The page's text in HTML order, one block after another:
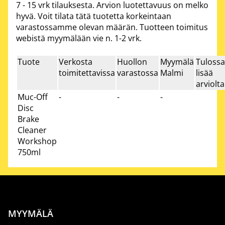
7 - 15 vrktilauksesta. Arvion luotettavuus on melko
hyvä. Voit tilata tätä tuotetta korkeintaan
varastossamme olevan määrän. Tuotteen toimitus
webistä myymälään vie n. 1-2 vrk.
Tuote
Verkosta
toimitettavissa
Huollon
varastossa
Myymälä
Malmi
Tulossa
lisää
arviolta
Muc-Off
Disc
Brake
Cleaner
Workshop
750ml
- - -
MYYMÄLÄ